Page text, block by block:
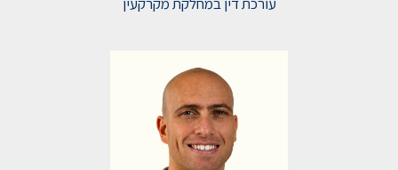
עורכת דין במחלקת מקרקעין